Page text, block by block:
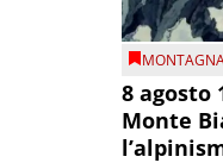
8 agosto
Monte